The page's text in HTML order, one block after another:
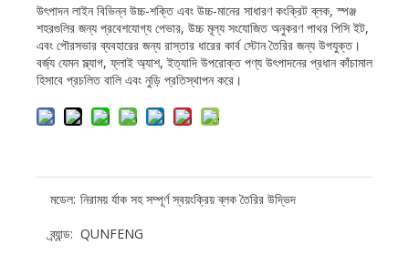
উৎপাদন লাইন বিভিন্ন উচ্চ-শক্তি এবং উচ্চ-মানের সাধারণ কংক্রিট ব্লক, স্পঞ্জ
শহরগুলির জন্য প্রবেশযোগ্য পেভার, উচ্চ মূল্য সংযোজিত অনুকরণ পাথর পিসি ইট,
এবং পৌরসভার ব্যবহারের জন্য রাস্তার ধারের কার্ব স্টোন তৈরির জন্য উপযুক্ত।
বর্জ্য যেমন স্ল্যাগ, ফ্লাই অ্যাশ, ইত্যাদি উপরোক্ত পণ্য উৎপাদনের প্রধান কাঁচামাল
হিসাবে প্রচলিত বালি এবং নুড়ি প্রতিস্থাপন করে।
মডেল: নিরাময় র্যাক সহ সম্পূর্ণ স্বয়ংক্রিয় ব্লক তৈরির উদ্ভিদ
ব্র্যান্ড: QUNFENG